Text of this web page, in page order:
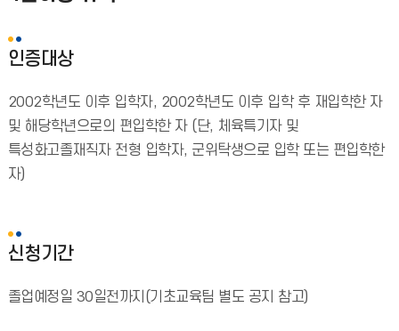
인증대상
2002학년도 이후 입학자, 2002학년도 이후 입학 후 재입학한 자
및 해당학년으로의 편입학한 자 (단, 체육특기자 및
특성화고졸재직자 전형 입학자, 군위탁생으로 입학 또는 편입학한
자)
신청기간
졸업예정일 30일전까지(기초교육팀 별도 공지 참고)